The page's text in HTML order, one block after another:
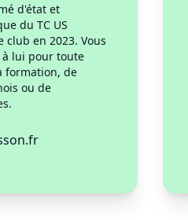
d'état et
du TC US
club en 2023. Vous
à lui pour toute
formation, de
ou de